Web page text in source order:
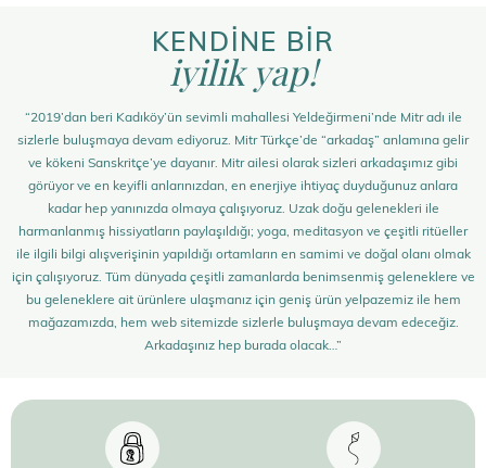
KENDİNE BİR
iyilik yap!
“2019’dan beri Kadıköy’ün sevimli mahallesi Yeldeğirmeni’nde Mitr adı ile
sizlerle buluşmaya devam ediyoruz. Mitr Türkçe’de “arkadaş” anlamına gelir
ve kökeni Sanskritçe’ye dayanır. Mitr ailesi olarak sizleri arkadaşımız gibi
görüyor ve en keyifli anlarınızdan, en enerjiye ihtiyaç duyduğunuz anlara
kadar hep yanınızda olmaya çalışıyoruz. Uzak doğu gelenekleri ile
harmanlanmış hissiyatların paylaşıldığı; yoga, meditasyon ve çeşitli ritüeller
ile ilgili bilgi alışverişinin yapıldığı ortamların en samimi ve doğal olanı olmak
için çalışıyoruz. Tüm dünyada çeşitli zamanlarda benimsenmiş geleneklere ve
bu geleneklere ait ürünlere ulaşmanız için geniş ürün yelpazemiz ile hem
mağazamızda, hem web sitemizde sizlerle buluşmaya devam edeceğiz.
Arkadaşınız hep burada olacak…”